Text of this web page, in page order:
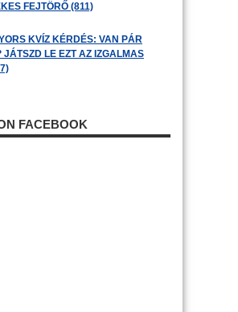
FEJTÖRŐ (811)
KVÍZ KÉRDÉS: VAN PÁR
JÁTSZD LE EZT AZ IZGALMAS
FACEBOOK